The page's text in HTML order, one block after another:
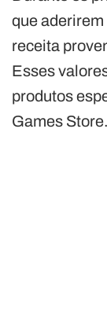
que
receita
Esses
produtos
Games Store.